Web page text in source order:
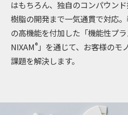
はもちろん、独自のコンパウン
樹脂の開発まで一気通貫で対応
の高機能を付加した「機能性プ
NIXAM®」を通じて、お客様のモ
課題を解決します。